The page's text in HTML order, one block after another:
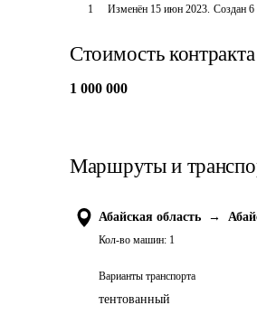
1 Изменён 15 июн 2023. Создан 6
Стоимость контракта
1 000 000
Маршруты и
Абайская область →
Кол-во машин: 1
Варианты транспорта
тентованный